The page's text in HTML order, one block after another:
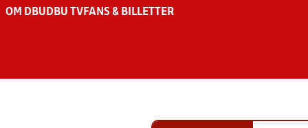
OM DBU DBU TV FANS & BILLETTER